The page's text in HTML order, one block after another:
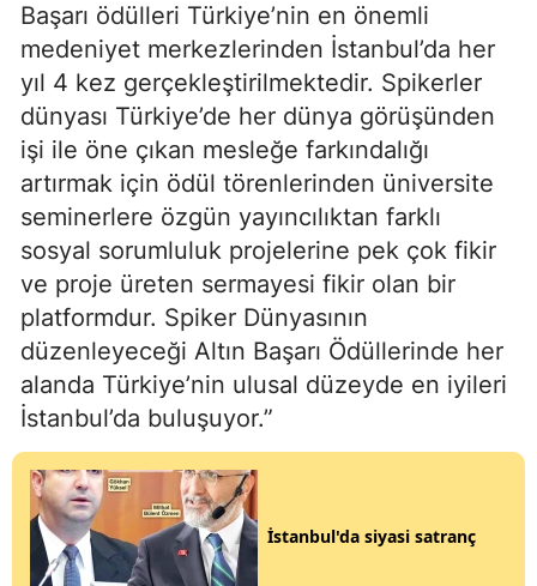
Başarı ödülleri Türkiye’nin en önemli
medeniyet merkezlerinden İstanbul’da her
yıl 4 kez gerçekleştirilmektedir. Spikerler
dünyası Türkiye’de her dünya görüşünden
işi ile öne çıkan mesleğe farkındalığı
artırmak için ödül törenlerinden üniversite
seminerlere özgün yayıncılıktan farklı
sosyal sorumluluk projelerine pek çok fikir
ve proje üreten sermayesi fikir olan bir
platformdur. Spiker Dünyasının
düzenleyeceği Altın Başarı Ödüllerinde her
alanda Türkiye’nin ulusal düzeyde en iyileri
İstanbul’da buluşuyor.”
İstanbul'da siyasi satranç